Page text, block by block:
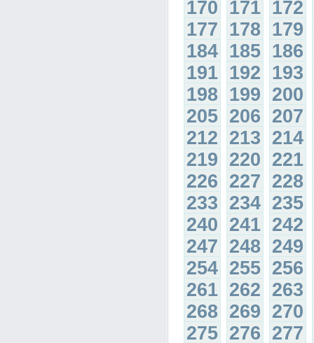
170 171 172
177 178 179
184 185 186
191 192 193
198 199 200
205 206 207
212 213 214
219 220 221
226 227 228
233 234 235
240 241 242
247 248 249
254 255 256
261 262 263
268 269 270
275 276 277